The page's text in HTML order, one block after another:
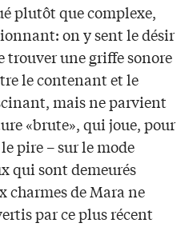
plutôt que complexe,
on y sent le désir
trouver une griffe sonore
le contenant et le
mais ne parvient
«brute», qui joue, pour
pire – sur le mode
qui sont demeurés
charmes de Mara ne
par ce plus récent